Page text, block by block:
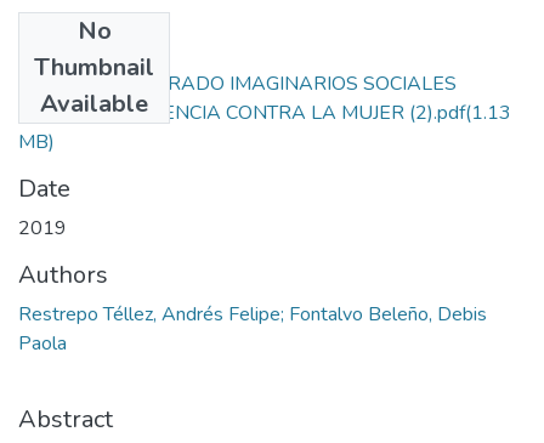
No
Thumbnail
Available
PROYECTO DE GRADO IMAGINARIOS SOCIALES
SOBRE LA VIOLENCIA CONTRA LA MUJER (2).pdf(1.13
MB)
Date
2019
Authors
Restrepo Téllez, Andrés Felipe; Fontalvo Beleño, Debis
Paola
Abstract